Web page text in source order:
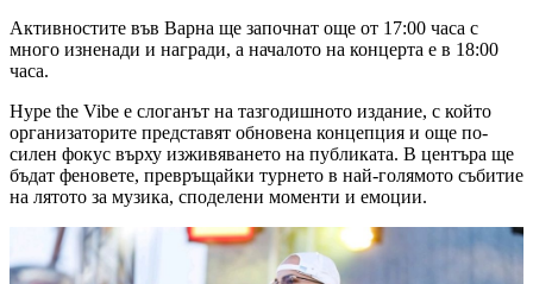
Активностите във Варна ще започнат още от 17:00 часа с
много изненади и награди, а началото на концерта е в 18:00
часа.
Hype the Vibe е слоганът на тазгодишното издание, с който
организаторите представят обновена концепция и още по-
силен фокус върху изживяването на публиката. В центъра ще
бъдат феновете, превръщайки турнето в най-голямото събитие
на лятото за музика, споделени моменти и емоции.